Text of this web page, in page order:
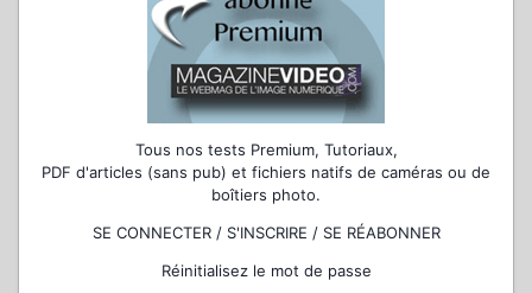
Tous nos tests Premium, Tutoriaux,
PDF d'articles (sans pub) et fichiers natifs de caméras ou de
boîtiers photo.
SE CONNECTER / S'INSCRIRE / SE RÉABONNER
Réinitialisez le mot de passe